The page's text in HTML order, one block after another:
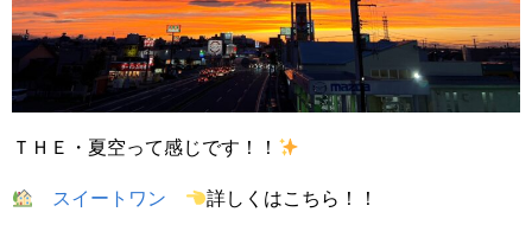
ＴＨＥ・夏空って感じです！！
スイートワン 詳しくはこちら！！